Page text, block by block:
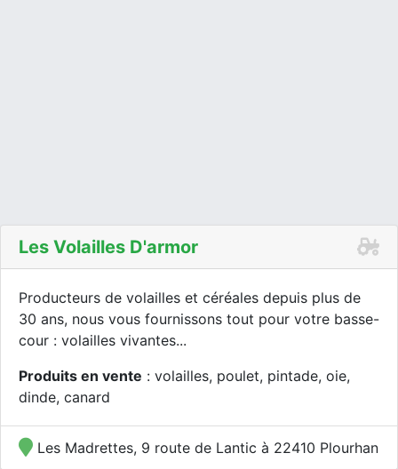
Les Volailles D'armor
Producteurs de volailles et céréales depuis plus de
30 ans, nous vous fournissons tout pour votre basse-
cour : volailles vivantes...
Produits en vente : volailles, poulet, pintade, oie,
dinde, canard
Les Madrettes, 9 route de Lantic à 22410 Plourhan